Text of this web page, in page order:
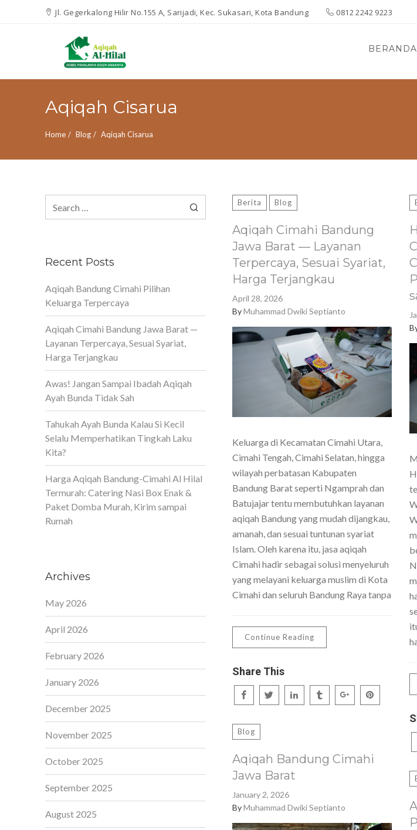
Jl. Gegerkalong Hilir No.155 A, Sarijadi, Kec. Sukasari, Kota Bandung 0812 2242 9223
BERANDA
Aqiqah Cisarua
Home Blog Aqiqah Cisarua
Berita Blog
Aqiqah Cimahi Bandung
Jawa Barat — Layanan
Terpercaya, Sesuai Syariat,
Harga Terjangkau
April 28, 2026
ByMuhammad Dwiki Septianto
Keluarga di Kecamatan Cimahi Utara,
Cimahi Tengah, Cimahi Selatan, hingga
wilayah perbatasan Kabupaten
Bandung Barat seperti Ngamprah dan
Batujajar tentu membutuhkan layanan
aqiqah Bandung yang mudah dijangkau,
amanah, dan sesuai tuntunan syariat
Islam. Oleh karena itu, jasa aqiqah
Cimahi hadir sebagai solusi menyeluruh
yang melayani keluarga muslim di Kota
Cimahi dan seluruh Bandung Raya tanpa
Continue Reading
Share This
Blog
Aqiqah Bandung Cimahi
Jawa Barat
January 2, 2026
ByMuhammad Dwiki Septianto
for:
Recent Posts
Aqiqah Bandung Cimahi Pilihan
Keluarga Terpercaya
Aqiqah Cimahi Bandung Jawa Barat —
Layanan Terpercaya, Sesuai Syariat,
Harga Terjangkau
Awas! Jangan Sampai Ibadah Aqiqah
Ayah Bunda Tidak Sah
Tahukah Ayah Bunda Kalau Si Kecil
Selalu Memperhatikan Tingkah Laku
Kita?
Harga Aqiqah Bandung-Cimahi Al Hilal
Termurah: Catering Nasi Box Enak &
Paket Domba Murah, Kirim sampai
Rumah
Archives
May 2026
April 2026
February 2026
January 2026
December 2025
November 2025
October 2025
September 2025
August 2025